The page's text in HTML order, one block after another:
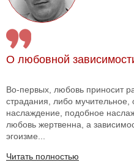
О любовной
Во-первых, любовь приносит
страдания, либо
наслаждение, подобное
любовь жертвенна, а
эгоизме...
Читать полностью